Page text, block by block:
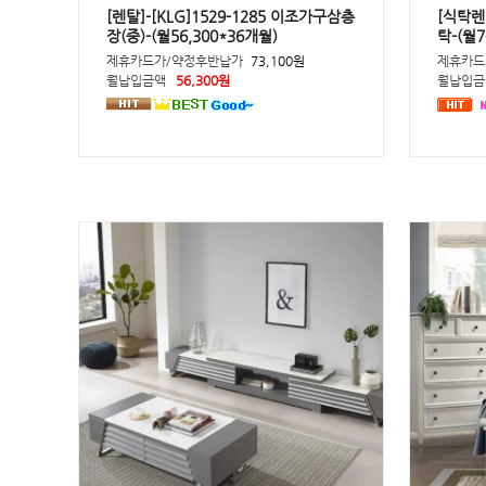
[렌탈]-[KLG]1529-1285 이조가구삼층
장(중)-(월56,300*36개월)
제휴카드가/약정후반납가 73,100원
월납입금액
56,300원
[식탁
탁-(월
제휴카
월납입